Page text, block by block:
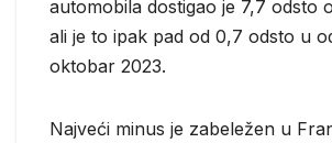
automobila dostigao je 7,7 odsto
ali je to ipak pad od 0,7 odsto u
oktobar 2023.
Najveći minus je zabeležen u